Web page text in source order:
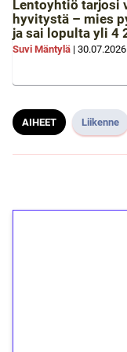
Lentoyhtiö tarjosi
hyvitystä – mies
ja sai lopulta yli 4
Suvi Mäntylä | 30.07.2026
AIHEET Liikenne